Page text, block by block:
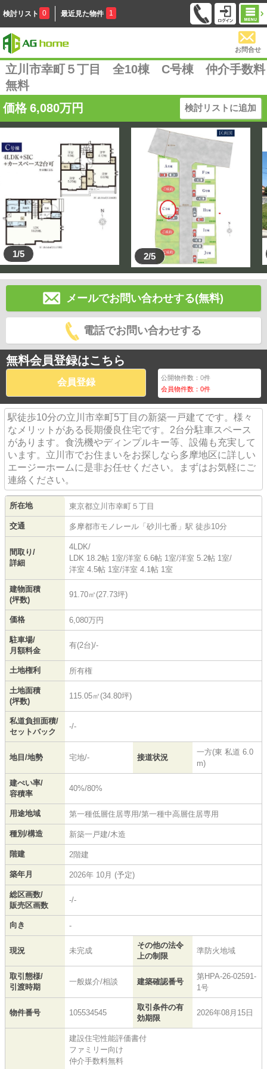
検討リスト 0 最近見た物件 1
お問合せ
立川市幸町５丁目 全10棟 C号棟 仲介手数料
無料
価格 6,080万円 検討リストに追加
1/5 2/5
メールでお問い合わせする(無料)
電話でお問い合わせする
無料会員登録はこちら
会員登録 公開物件数：0件
会員物件数：0件
駅徒歩10分の立川市幸町5丁目の新築一戸建てです。様々
なメリットがある長期優良住宅です。2台分駐車スペース
があります。食洗機やディンプルキー等、設備も充実して
います。立川市でお住まいをお探しなら多摩地区に詳しい
エージーホームに是非お任せください。まずはお気軽にご
連絡ください。
所在地 東京都立川市幸町 ５丁目
交通 多摩都市モノレール 「 砂川七番 」駅 徒歩10分
間取り/
詳細
4LDK/
LDK 18.2帖 1室/洋室 6.6帖 1室/洋室 5.2帖 1室/
洋室 4.5帖 1室/洋室 4.1帖 1室
建物面積
(坪数)
91.70㎡(27.73坪)
価格 6,080万円
駐車場/
月額料金
有(2台)/-
土地権利 所有権
土地面積
(坪数)
115.05㎡(34.80坪)
私道負担面積/
セットバック
-/-
地目/地勢 宅地/- 接道状況
一方(東 私道 6.0
m)
建ぺい率/
容積率
40%/80%
用途地域 第一種低層住居専用/第一種中高層住居専用
種別/構造 新築一戸建/木造
階建 2階建
築年月 2026年 10月 (予定)
総区画数/
販売区画数
-/-
向き -
現況 未完成
その他の法令
上の制限
準防火地域
取引態様/
引渡時期
一般媒介/相談 建築確認番号
第HPA-26-02591-
1号
物件番号 105534545
取引条件の有
効期限
2026年08月15日
建設住宅性能評価書付
ファミリー向け
仲介手数料無料